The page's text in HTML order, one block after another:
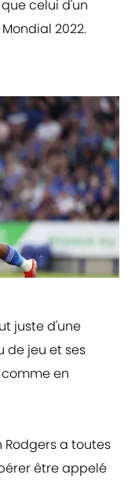
celui d'un
2022.
juste d'une
de jeu et ses
en
a toutes
être appelé